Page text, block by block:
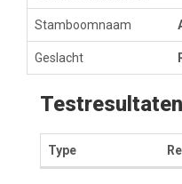
Stamboomnaam
Geslacht
Testresultaten
Type